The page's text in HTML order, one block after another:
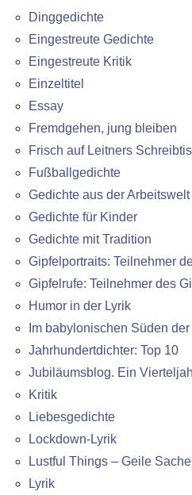
Dinggedichte
Eingestreute Gedichte
Eingestreute Kritik
Einzeltitel
Essay
Fremdgehen, jung bleiben
Frisch auf Leitners
Fußballgedichte
Gedichte aus der Arbeitswelt
Gedichte für Kinder
Gedichte mit Tradition
Gipfelportraits: Teilnehmer
Gipfelrufe: Teilnehmer des
Humor in der Lyrik
Im babylonischen Süden
Jahrhundertdichter: Top 10
Jubiläumsblog. Ein
Kritik
Liebesgedichte
Lockdown-Lyrik
Lustful Things – Geile
Lyrik